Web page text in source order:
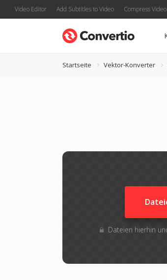
Video Editor Add Subtitles to Video Compress Video
Startseite Vektor-Konverter
Dateien hierhin